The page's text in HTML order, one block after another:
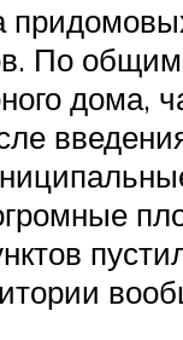
По
дома,